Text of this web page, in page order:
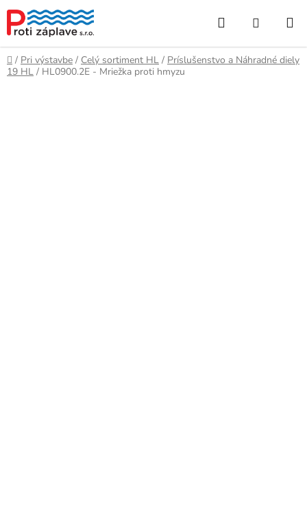
obsah
Hľadať
KOŠÍK
Domov
/ Pri výstavbe / Celý sortiment HL / Príslušenstvo a Náhradné diely
19 HL / HL0900.2E - Mriežka proti hmyzu